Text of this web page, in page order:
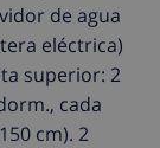
de agua
eléctrica)
superior: 2
cada
cm). 2